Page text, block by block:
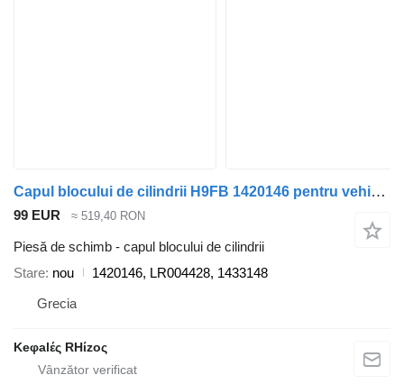
Capul blocului de cilindrii H9FB 1420146 pentru vehicul comercial Ford TRANSIT
99 EUR ≈ 519,40 RON
Piesă de schimb - capul blocului de cilindrii
Stare nou
1420146, LR004428, 1433148
Grecia
Keφalές RHίzoς